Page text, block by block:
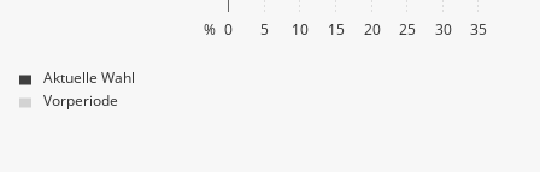
0 5 10 15 20 25 30 35
%
Aktuelle Wahl
Vorperiode